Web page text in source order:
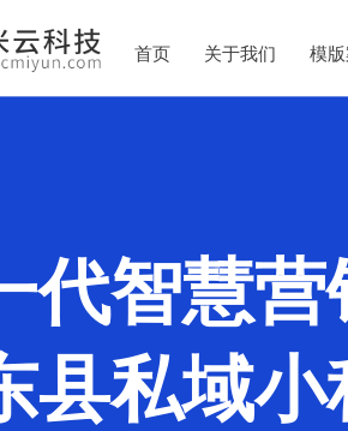
首页 关于我们 模版
代智慧营
县私域小